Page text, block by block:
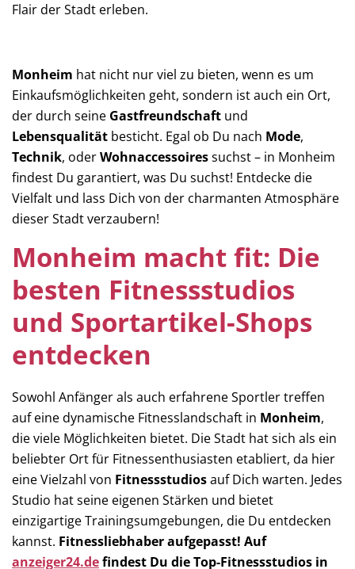
Flair der Stadt erleben.
Monheim hat nicht nur viel zu bieten, wenn es um
Einkaufsmöglichkeiten geht, sondern ist auch ein Ort,
der durch seine Gastfreundschaft und
Lebensqualität besticht. Egal ob Du nach Mode,
Technik, oderWohnaccessoiressuchst – in Monheim
findest Du garantiert, was Du suchst! Entdecke die
Vielfalt und lass Dich von der charmanten Atmosphäre
dieser Stadt verzaubern!
Monheim macht fit: Die
besten Fitnessstudios
und Sportartikel-Shops
entdecken
Sowohl Anfänger als auch erfahrene Sportler treffen
auf eine dynamische Fitnesslandschaft in Monheim,
die viele Möglichkeiten bietet. Die Stadt hat sich als ein
beliebter Ort für Fitnessenthusiasten etabliert, da hier
eine Vielzahl von Fitnessstudiosauf Dich warten. Jedes
Studio hat seine eigenen Stärken und bietet
einzigartige Trainingsumgebungen, die Du entdecken
kannst. Fitnessliebhaber aufgepasst! Auf
anzeiger24.defindest Du die Top-Fitnessstudios in